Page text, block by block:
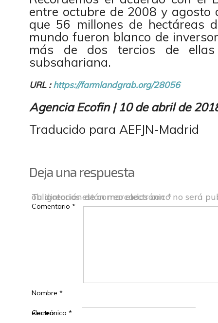
entre octubre de 2008 y agosto
que 56 millones de hectáreas
mundo fueron blanco de
más de dos tercios de
subsahariana.
URL :https://farmlandgrab.org/28056
Agencia Ecofin | 10 de abril de
Traducido para AEFJN-Madrid
Deja una respuesta
Tu dirección de correo electrónico no será
Los campos obligatorios están marcados con*
Comentario *
Nombre *
Correo electrónico *